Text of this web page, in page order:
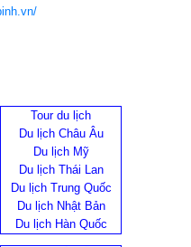
Tour du lịch
Du lịch Châu Âu
Du lịch Mỹ
Du lịch Thái Lan
Du lịch Trung Quốc
Du lịch Nhật Bản
Du lịch Hàn Quốc